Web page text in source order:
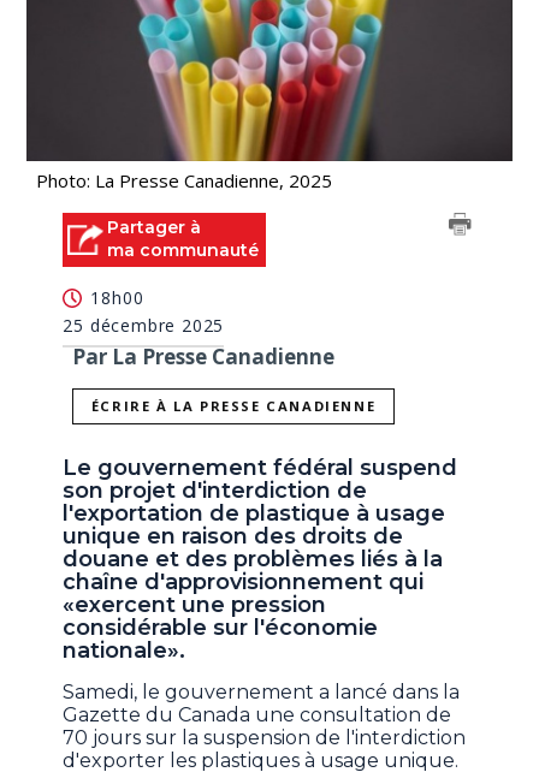
Photo: La Presse Canadienne, 2025
Partager à
ma communauté
18h00
25 décembre 2025
Par La Presse Canadienne
ÉCRIRE À LA PRESSE CANADIENNE
Le gouvernement fédéral suspend
son projet d'interdiction de
l'exportation de plastique à usage
unique en raison des droits de
douane et des problèmes liés à la
chaîne d'approvisionnement qui
«exercent une pression
considérable sur l'économie
nationale».
Samedi, le gouvernement a lancé dans la
Gazette du Canada une consultation de
70 jours sur la suspension de l'interdiction
d'exporter les plastiques à usage unique.